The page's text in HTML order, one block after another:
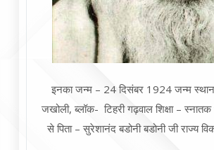
इनका जन्म – 24 दिसंबर 1924 जन्म
जखोली, ब्लॉक- टिहरी गढ़वाल शिक्षा –
से पिता – सुरेशानंद बडोनी बडोनी जी राज्य